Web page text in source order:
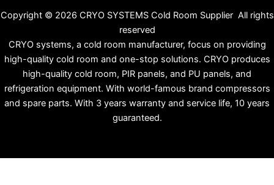
Copyright © 2026 CRYO SYSTEMS Cold Room Supplier All rights
reserved
CRYO systems, a cold room manufacturer, focus on providing
high-quality cold room and one-stop solutions. CRYO produces
high-quality cold room, PIR panels, and PU panels, and
refrigeration equipment. With world-famous brand compressors
and spare parts. With 3 years warranty and service life, 10 years
guaranteed.